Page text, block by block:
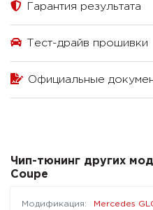
Гарантия результата
Тест-драйв прошивки
Официальные
Чип-тюнинг других
Coupe
Mercedes